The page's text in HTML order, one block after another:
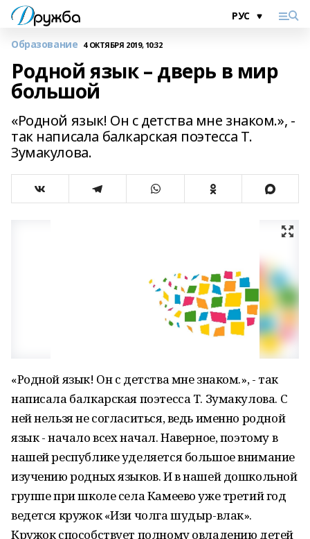
Образование 4 ОКТЯБРЯ 2019, 10:32
Родной язык – дверь в мир
большой
«Родной язык! Он с детства мне знаком.», -
так написала балкарская поэтесса Т.
Зумакулова.
«Родной язык! Он с детства мне знаком.», - так
написала балкарская поэтесса Т. Зумакулова. С
ней нельзя не согласиться, ведь именно родной
язык - начало всех начал. Наверное, поэтому в
нашей республике уделяется большое внимание
изучению родных языков. И в нашей дошкольной
группе при школе села Камеево уже третий год
ведется кружок «Изи чолга шудыр-влак».
Кружок способствует полному овладению детей